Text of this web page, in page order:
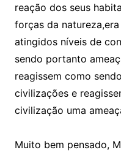
reação dos seus
forças da
atingidos níveis de
sendo portanto
reagissem como
civilizações e
civilização uma
Muito bem pensado,